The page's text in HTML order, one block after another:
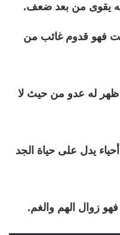
يقوى من بعد ضعف.
فهو قدوم غائب من
ظهر له عدو من حيث لا
يدل على حياة الجد
زوال الهم والغم.